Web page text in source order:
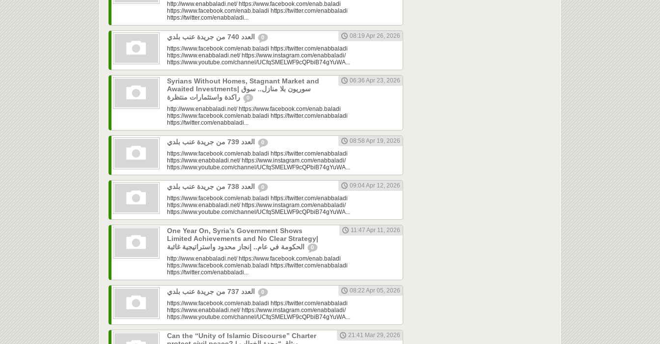
http://www.enabbaladi.net/ https://www.facebook.com/enab.baladi
https://www.facebook.com/enab.baladi https://twitter.com/enabbaladi
https://twitter.com/enabbaladi...
0
08:19 Apr 26, 2026
https://www.facebook.com/enab.baladi https://twitter.com/enabbaladi
https://www.enabbaladi.net/ https://www.instagram.com/enabbaladi/
https://www.youtube.com/channel/UCfqSMELWF9cQPbiB74gYuWA...
Syrians Without Homes, Stagnant Market and
Awaited Investments| سوريون بلا منازل.. سوق
0
06:36 Apr 23, 2026
http://www.enabbaladi.net/ https://www.facebook.com/enab.baladi
https://www.facebook.com/enab.baladi https://twitter.com/enabbaladi
https://twitter.com/enabbaladi...
0
08:58 Apr 19, 2026
https://www.facebook.com/enab.baladi https://twitter.com/enabbaladi
https://www.enabbaladi.net/ https://www.instagram.com/enabbaladi/
https://www.youtube.com/channel/UCfqSMELWF9cQPbiB74gYuWA...
0
09:04 Apr 12, 2026
https://www.facebook.com/enab.baladi https://twitter.com/enabbaladi
https://www.enabbaladi.net/ https://www.instagram.com/enabbaladi/
https://www.youtube.com/channel/UCfqSMELWF9cQPbiB74gYuWA...
One Year On, Syria’s Government Shows
Limited Achievements and No Clear Strategy|
0
11:47 Apr 11, 2026
http://www.enabbaladi.net/ https://www.facebook.com/enab.baladi
https://www.facebook.com/enab.baladi https://twitter.com/enabbaladi
https://twitter.com/enabbaladi...
0
08:22 Apr 05, 2026
https://www.facebook.com/enab.baladi https://twitter.com/enabbaladi
https://www.enabbaladi.net/ https://www.instagram.com/enabbaladi/
https://www.youtube.com/channel/UCfqSMELWF9cQPbiB74gYuWA...
Can the “Unity of Islamic Discourse” Charter
21:41 Mar 29, 2026